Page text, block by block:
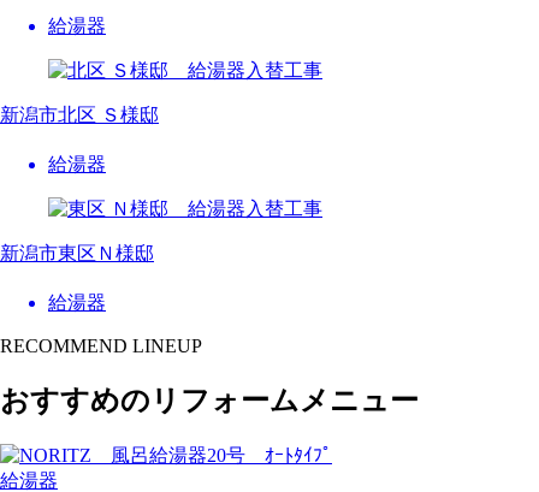
給湯器
新潟市北区 Ｓ様邸
給湯器
新潟市東区Ｎ様邸
給湯器
RECOMMEND LINEUP
おすすめのリフォームメニュー
給湯器